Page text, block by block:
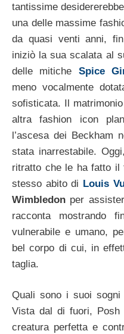
tantissime
una delle massime
da quasi venti anni,
iniziò la sua scalata al
delle mitiche Spice
meno vocalmente
sofisticata. Il
altra fashion icon
l’ascesa dei Beckham
stata inarrestabile.
ritratto che le ha fatto il
stesso abito di Louis
Wimbledon per
racconta mostrando
vulnerabile e umano,
bel corpo di cui, in
taglia.
Quali sono i suoi
Vista dal di fuori, Posh
creatura perfetta e